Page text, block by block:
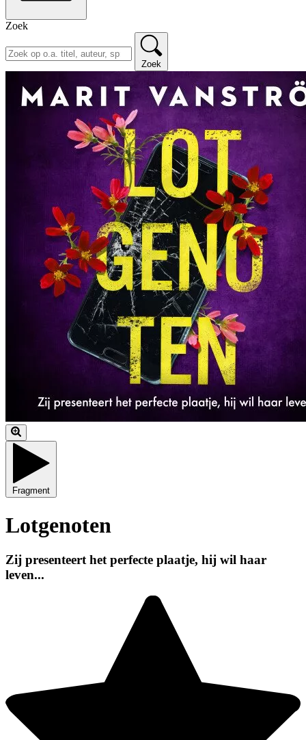
Zoek
Zoek
Fragment
Lotgenoten
Zij presenteert het perfecte plaatje, hij wil haar
leven...